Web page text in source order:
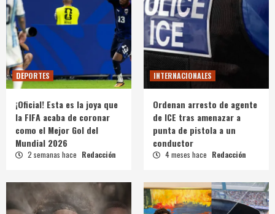
DEPORTES
¡Oficial! Esta es la joya que
la FIFA acaba de coronar
como el Mejor Gol del
Mundial 2026
2 semanas hace Redacción
INTERNACIONALES
Ordenan arresto de agente
de ICE tras amenazar a
punta de pistola a un
conductor
4 meses hace Redacción